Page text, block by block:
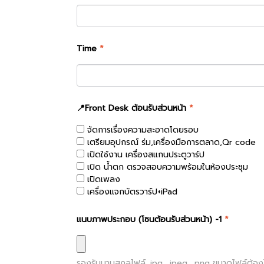
Time *
📍Front Desk ต้อนรับส่วนหน้า *
จัดการเรื่องความสะอาดโดยรอบ
เตรียมอุปกรณ์ ร่ม,เครื่องมือการตลาด,Qr code
เปิดใช้งาน เครื่องสแกนประตูวาร์ป
เปิด น้ำตก ตรวจสอบความพร้อมในห้องประชุม
เปิดเพลง
เครื่องแจกบัตรวาร์ป+iPad
แนบภาพประกอบ (โซนต้อนรับส่วนหน้า) -1 *